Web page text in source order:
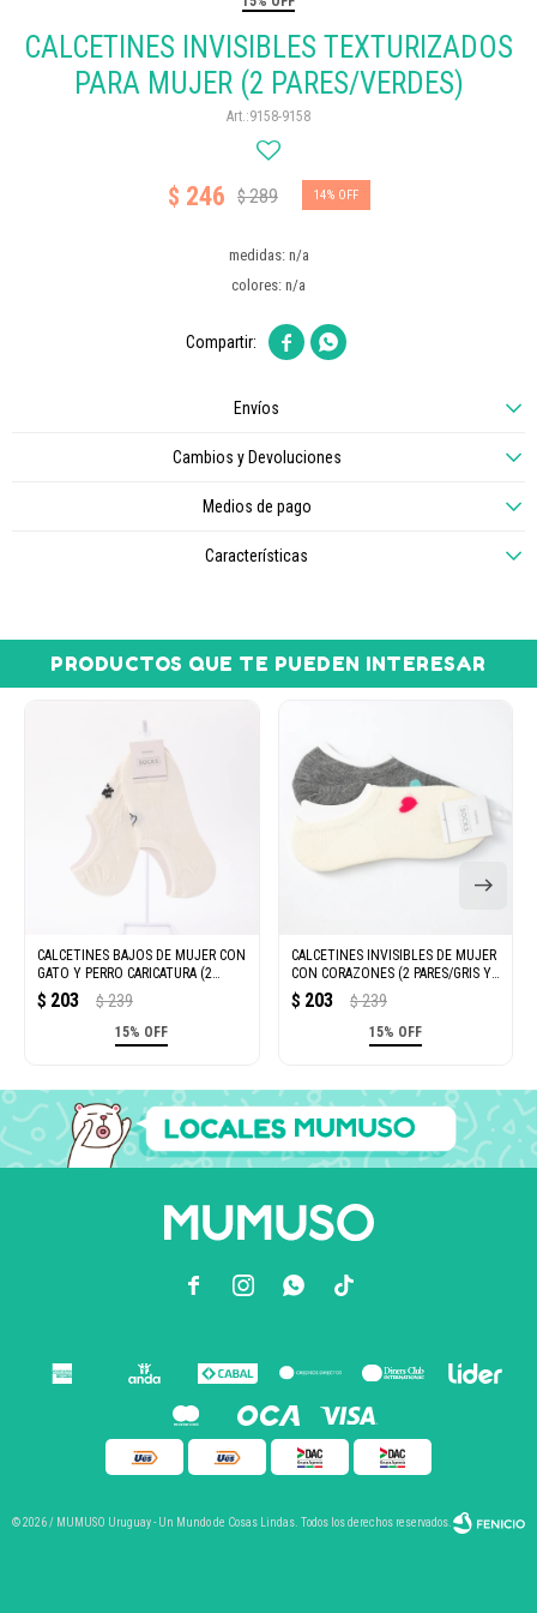
CALCETINES INVISIBLES TEXTURIZADOS
PARA MUJER (2 PARES/VERDES)
9158-9158
$ 246 $289 14
medidas: n/a
colores: n/a
 
Envíos
Cambios y Devoluciones
Medios de pago
Características
PRODUCTOS QUE TE PUEDEN INTERESAR
CALCETINES BAJOS DE MUJER CON
GATO Y PERRO CARICATURA (2
PARES/BLANCO)
$ 203 $ 239
15% OFF
CALCETINES INVISIBLES DE MUJER
CON CORAZONES (2 PARES/GRIS Y
BLANCO)
$ 203 $ 239
15% OFF
  
© 2026 / MUMUSO Uruguay - Un Mundo de Cosas Lindas. Todos los derechos reservados.